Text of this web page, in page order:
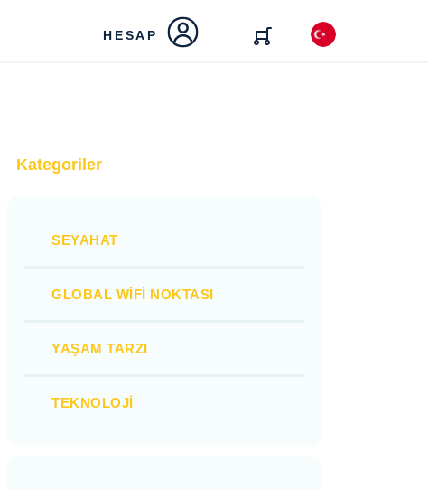
HESAP
Kategoriler
SEYAHAT
GLOBAL WIFI NOKTASI
YAŞAM TARZI
TEKNOLOJI